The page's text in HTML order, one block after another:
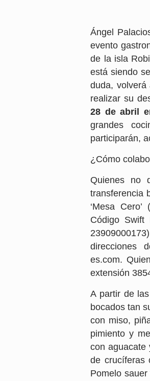
Ángel
evento
de la isla
está siendo
duda,
realizar su
28 de abril
grandes
participarán,
¿Cómo
Quienes no
transferencia
‘Mesa
Código Swift
direcciones
es.com.
extensión
A partir de
bocados tan
con miso,
pimiento y
con aguacate
de crucíferas
Pomelo